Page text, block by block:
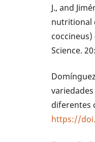
J., and
nutritional
Science.
diferentes
https://